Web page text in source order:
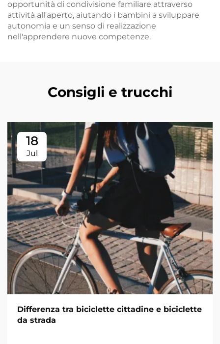
opportunità di condivisione familiare attraverso
attività all'aperto, aiutando i bambini a sviluppare
autonomia e un senso di realizzazione
nell'apprendere nuove competenze.
Consigli e trucchi
18
Jul
Differenza tra biciclette cittadine e biciclette
da strada